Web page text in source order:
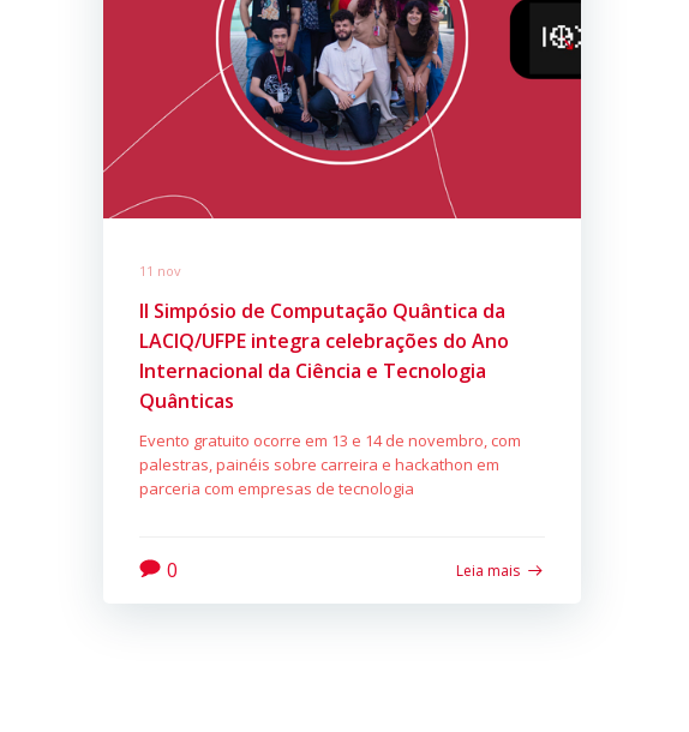
11 nov
II Simpósio de Computação Quântica da
LACIQ/UFPE integra celebrações do Ano
Internacional da Ciência e Tecnologia
Quânticas
Evento gratuito ocorre em 13 e 14 de novembro, com
palestras, painéis sobre carreira e hackathon em
parceria com empresas de tecnologia
0 Leia mais